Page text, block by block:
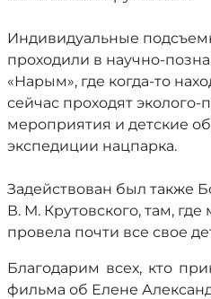
Индивидуальные
проходили в научно-
«Нарым», где когда-то
сейчас проходят эколого-
мероприятия и детские
экспедиции нацпарка.
Задействован был также
В. М. Крутовского, там,
провела почти все свое
Благодарим всех, кто
фильма об Елене